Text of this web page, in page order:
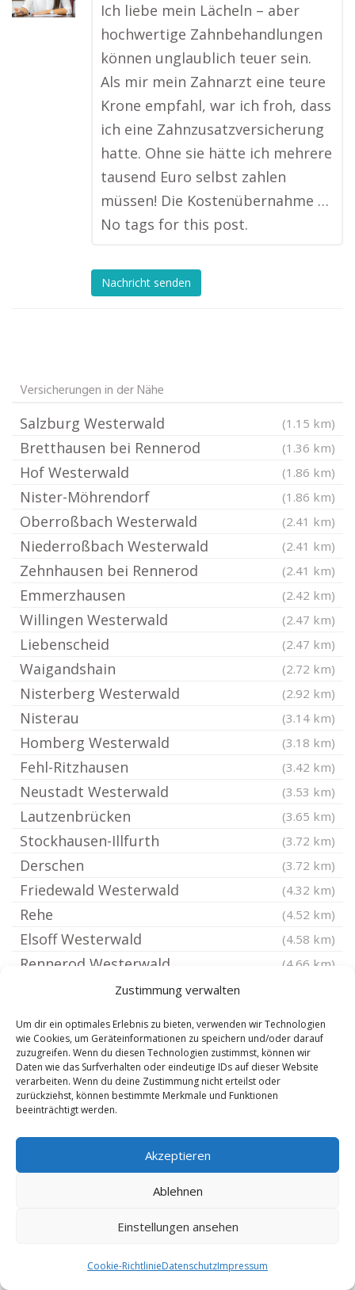
Zustimmung verwalten
Um dir ein optimales Erlebnis zu bieten, verwenden wir Technologien
wie Cookies, um Geräteinformationen zu speichern und/oder darauf
zuzugreifen. Wenn du diesen Technologien zustimmst, können wir
Daten wie das Surfverhalten oder eindeutige IDs auf dieser Website
verarbeiten. Wenn du deine Zustimmung nicht erteilst oder
zurückziehst, können bestimmte Merkmale und Funktionen
beeinträchtigt werden.
Akzeptieren
Ablehnen
Einstellungen ansehen
Cookie-RichtlinieDatenschutzImpressum
Ich liebe mein Lächeln – aber
hochwertige Zahnbehandlungen
können unglaublich teuer sein.
Als mir mein Zahnarzt eine teure
Krone empfahl, war ich froh, dass
ich eine Zahnzusatzversicherung
hatte. Ohne sie hätte ich mehrere
tausend Euro selbst zahlen
müssen! Die Kostenübernahme …
No tags for this post.
Nachricht senden
Versicherungen in der Nähe
Salzburg Westerwald (1.15 km)
Bretthausen bei Rennerod (1.36 km)
Hof Westerwald (1.86 km)
Nister-Möhrendorf (1.86 km)
Oberroßbach Westerwald (2.41 km)
Niederroßbach Westerwald (2.41 km)
Zehnhausen bei Rennerod (2.41 km)
Emmerzhausen (2.42 km)
Willingen Westerwald (2.47 km)
Liebenscheid (2.47 km)
Waigandshain (2.72 km)
Nisterberg Westerwald (2.92 km)
Nisterau (3.14 km)
Homberg Westerwald (3.18 km)
Fehl-Ritzhausen (3.42 km)
Neustadt Westerwald (3.53 km)
Lautzenbrücken (3.65 km)
Stockhausen-Illfurth (3.72 km)
Derschen (3.72 km)
Friedewald Westerwald (4.32 km)
Rehe (4.52 km)
Elsoff Westerwald (4.58 km)
Rennerod Westerwald (4.66 km)
Burbach Siegerland
Daaden (5.02 km)
Großseifen (5.03 km)
Kirburg
Langenbach bei Kirburg
Höhn Westerwald (5.45 km)
Hellenhahn-Schellenberg
Hahn bei Marienberg